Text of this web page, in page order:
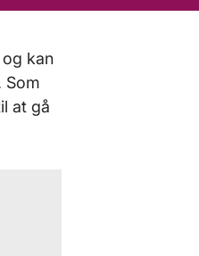
kan
Som
at gå